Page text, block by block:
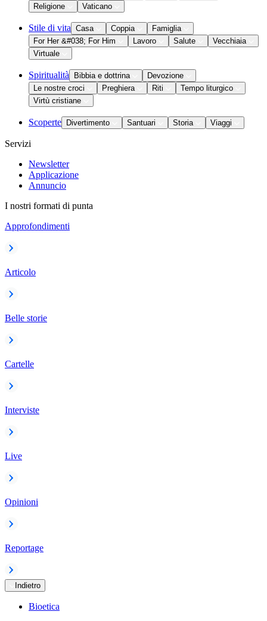
Religione
Vaticano
Stile di vita Casa Coppia
Famiglia
For Her &#038; For Him
Lavoro Salute
Vecchiaia
Virtuale
Spiritualità Bibbia e dottrina
Devozione
Le nostre croci
Preghiera Riti
Tempo liturgico
Virtù cristiane
Scoperte Divertimento Santuari Storia Viaggi
Servizi
Newsletter
Applicazione
Annuncio
I nostri formati di punta
Approfondimenti
Articolo
Belle storie
Cartelle
Interviste
Live
Opinioni
Reportage
Indietro
Bioetica